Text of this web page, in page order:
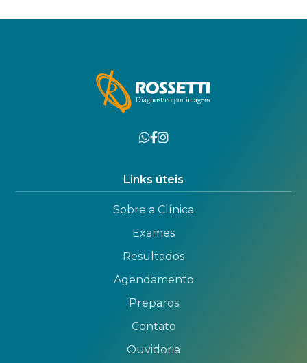
Links úteis
Sobre a Clínica
Exames
Resultados
Agendamento
Preparos
Contato
Ouvidoria